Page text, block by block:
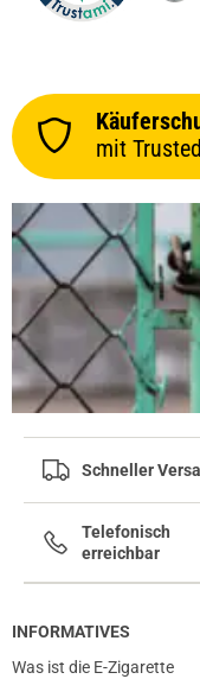
prev
mit
Schneller
Telefonisch
erreichbar
INFORMATIVES
Was ist die E-Zigarette